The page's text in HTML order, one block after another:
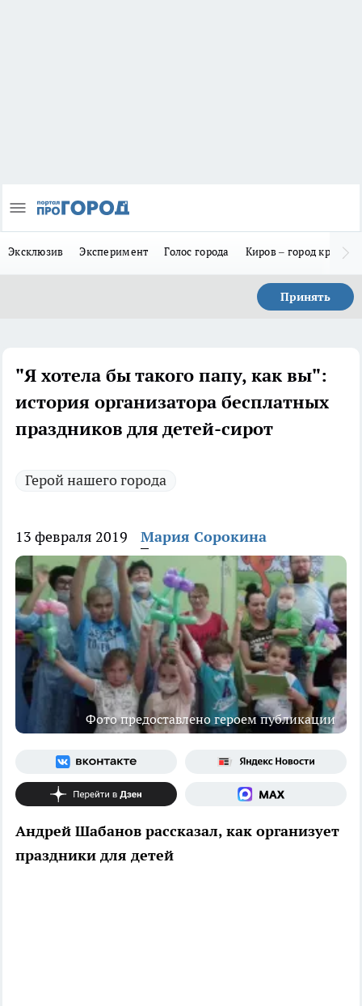
Эксклюзив Эксперимент Голос города Киров – город
Принять
"Я хотела бы такого папу, как вы":
история организатора бесплатных
праздников для детей-сирот
Герой нашего города
13 февраля 2019 Мария Сорокина
Фото предоставлено героем публикации
Андрей Шабанов рассказал, как организует
праздники для детей